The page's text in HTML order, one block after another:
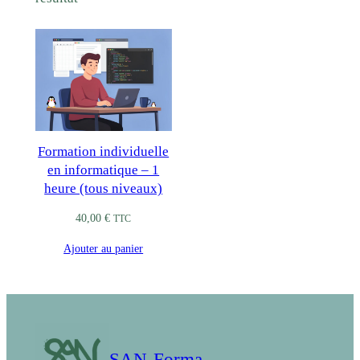
Formation individuelle
en informatique – 1
heure (tous niveaux)
40,00€ TTC
Ajouter au panier